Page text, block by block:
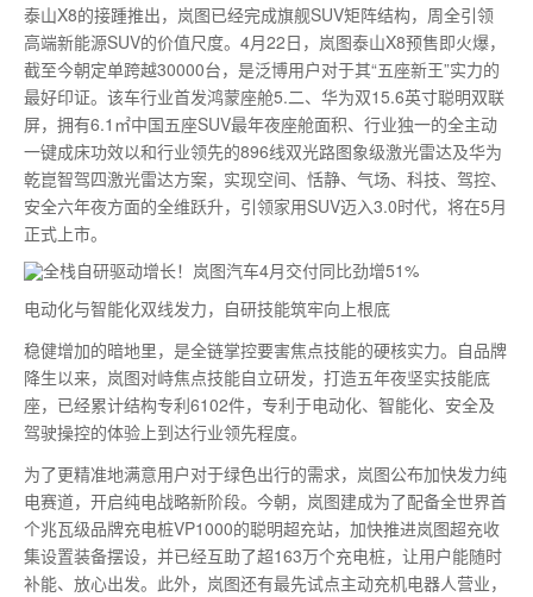
泰山X8的接踵推出，岚图已经完成旗舰SUV矩阵结构，周全引领
高端新能源SUV的价值尺度。4月22日，岚图泰山X8预售即火爆，
截至今朝定单跨越30000台，是泛博用户对于其“五座新王”实力的
最好印证。该车行业首发鸿蒙座舱5.二、华为双15.6英寸聪明双联
屏，拥有6.1㎡中国五座SUV最年夜座舱面积、行业独一的全主动
一键成床功效以和行业领先的896线双光路图象级激光雷达及华为
乾崑智驾四激光雷达方案，实现空间、恬静、气场、科技、驾控、
安全六年夜方面的全维跃升，引领家用SUV迈入3.0时代，将在5月
正式上市。
电动化与智能化双线发力，自研技能筑牢向上根底
稳健增加的暗地里，是全链掌控要害焦点技能的硬核实力。自品牌
降生以来，岚图对峙焦点技能自立研发，打造五年夜坚实技能底
座，已经累计结构专利6102件，专利于电动化、智能化、安全及
驾驶操控的体验上到达行业领先程度。
为了更精准地满意用户对于绿色出行的需求，岚图公布加快发力纯
电赛道，开启纯电战略新阶段。今朝，岚图建成为了配备全世界首
个兆瓦级品牌充电桩VP1000的聪明超充站，加快推进岚图超充收
集设置装备摆设，并已经互助了超163万个充电桩，让用户能随时
补能、放心出发。此外，岚图还有最先试点主动充机电器人营业，